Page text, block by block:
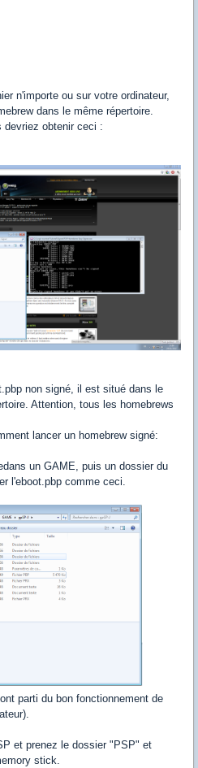
n'importe ou sur votre ordinateur,
dans le même répertoire.
devriez obtenir ceci :
non signé, il est situé dans le
Attention, tous les homebrews
lancer un homebrew signé:
un GAME, puis un dossier du
l'eboot.pbp comme ceci.
parti du bon fonctionnement de
et prenez le dossier "PSP" et
stick.